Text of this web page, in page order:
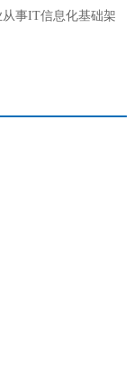
事IT信息化基础架